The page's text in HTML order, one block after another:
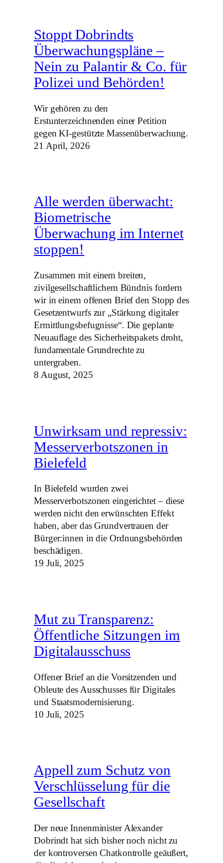
Stoppt Dobrindts
Überwachungspläne –
Nein zu Palantir & Co. für
Polizei und Behörden!
Wir gehören zu den
Erstunterzeichnenden einer Petition
gegen KI-gestützte Massenüberwachung.
21 April, 2026
Alle werden überwacht:
Biometrische
Überwachung im Internet
stoppen!
Zusammen mit einem breiten,
zivilgesellschaftlichem Bündnis fordern
wir in einem offenen Brief den Stopp des
Gesetzentwurfs zur „Stärkung digitaler
Ermittlungsbefugnisse“. Die geplante
Neuauflage des Sicherheitspakets droht,
fundamentale Grundrechte zu
untergraben.
8 August, 2025
Unwirksam und repressiv:
Messerverbotszonen in
Bielefeld
In Bielefeld wurden zwei
Messerverbotszonen eingerichtet – diese
werden nicht den erwünschten Effekt
haben, aber das Grundvertrauen der
Bürger:innen in die Ordnungsbehörden
beschädigen.
19 Juli, 2025
Mut zu Transparenz:
Öffentliche Sitzungen im
Digitalausschuss
Offener Brief an die Vorsitzenden und
Obleute des Ausschusses für Digitales
und Staatsmodernisierung.
10 Juli, 2025
Appell zum Schutz von
Verschlüsselung für die
Gesellschaft
Der neue Innenminister Alexander
Dobrindt hat sich bisher noch nicht zu
der kontroversen Chatkontrolle geäußert,